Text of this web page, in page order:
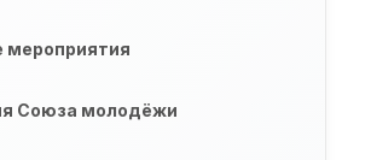
мероприятия
Союза молодёжи